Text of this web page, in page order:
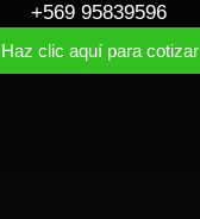
+569 95839596
Haz clic aquí para cotizar